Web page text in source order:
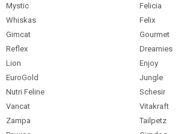
Mystic
Felicia
Whiskas
Felix
Gimcat
Gourmet
Reflex
Dreamies
Lion
Enjoy
EuroGold
Jungle
Nutri Feline
Schesir
Vancat
Vitakraft
Zampa
Tailpetz